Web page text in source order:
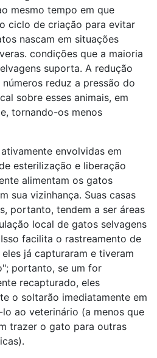
mesmo tempo em que
ciclo de criação para evitar
nascam em situações
condições que a maioria
suporta. A redução
reduz a pressão do
sobre esses animais, em
tornando-os menos
envolvidas em
esterilização e liberação
alimentam os gatos
sua vizinhança. Suas casas
portanto, tendem a ser áreas
local de gatos selvagens
facilita o rastreamento de
já capturaram e tiveram
portanto, se um for
recapturado, eles
o soltarão imediatamente em
ao veterinário (a menos que
trazer o gato para outras